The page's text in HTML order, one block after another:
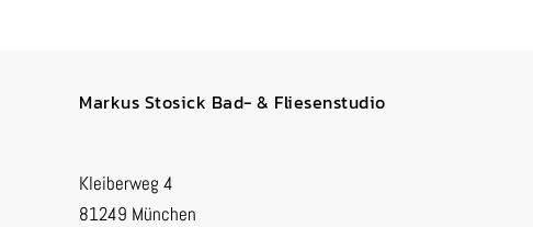
Markus Stosick Bad- & Fliesenstudio
Kleiberweg 4
81249 München